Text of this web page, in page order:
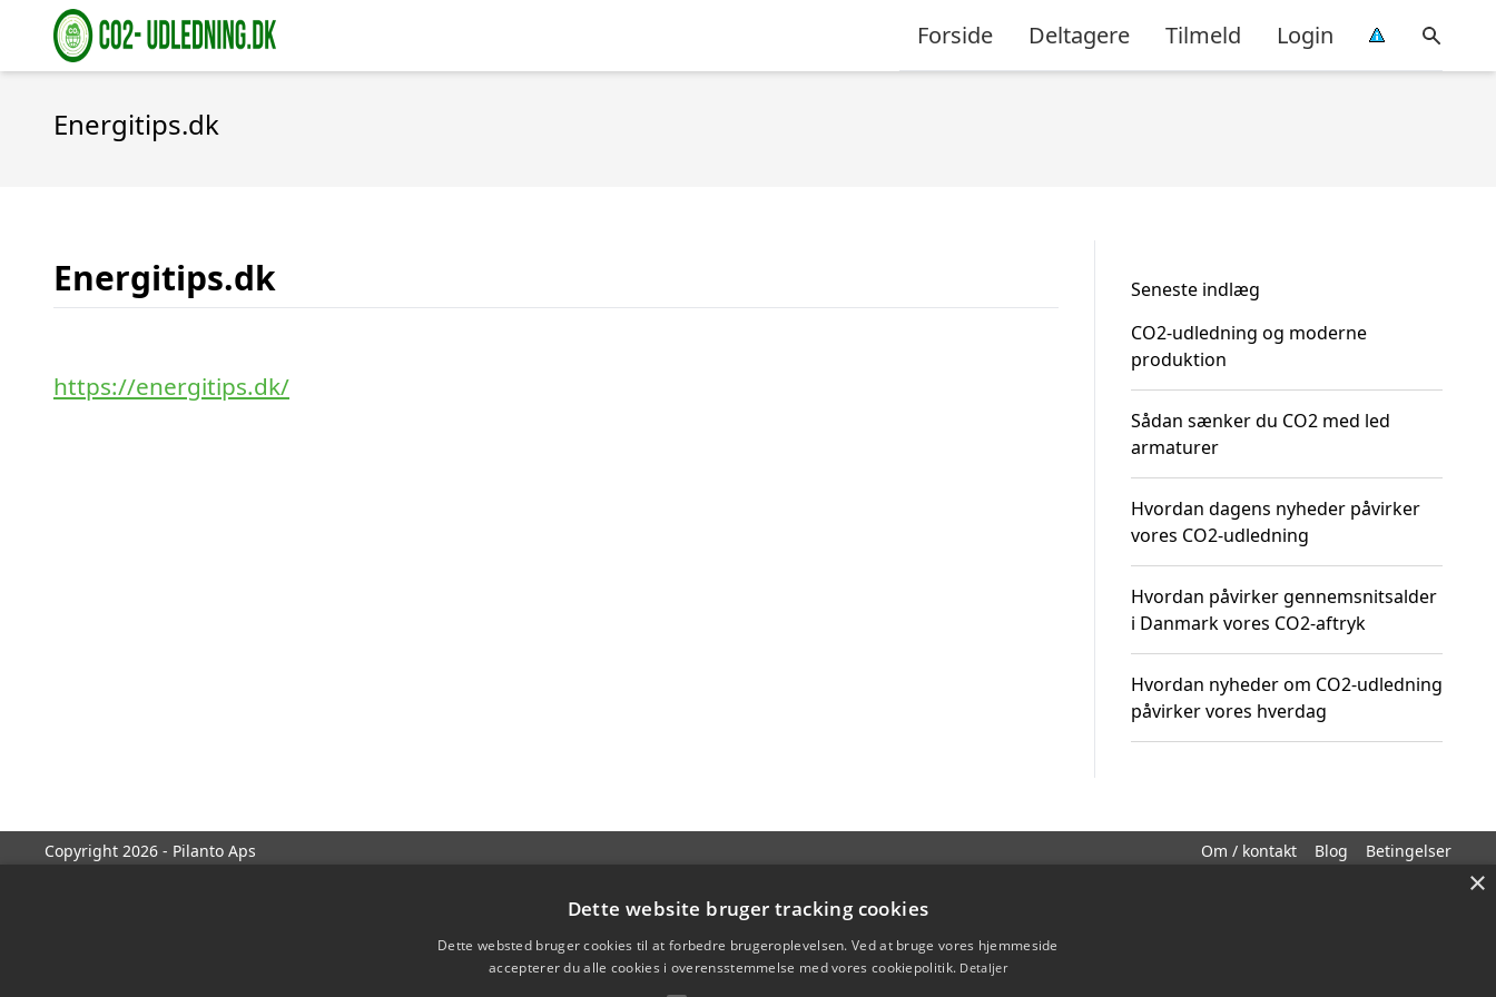
Forside Deltagere Tilmeld Login
Energitips.dk
Energitips.dk
https://energitips.dk/
Seneste indlæg
CO2-udledning og moderne
produktion
Sådan sænker du CO2 med led
armaturer
Hvordan dagens nyheder påvirker
vores CO2-udledning
Hvordan påvirker gennemsnitsalder
i Danmark vores CO2-aftryk
Hvordan nyheder om CO2-udledning
påvirker vores hverdag
Copyright 2026 - Pilanto Aps Om / kontakt Blog Betingelser
×
Dette website bruger tracking cookies
Dette websted bruger cookies til at forbedre brugeroplevelsen. Ved at bruge vores hjemmeside
accepterer du alle cookies i overensstemmelse med vores cookiepolitik. Detaljer